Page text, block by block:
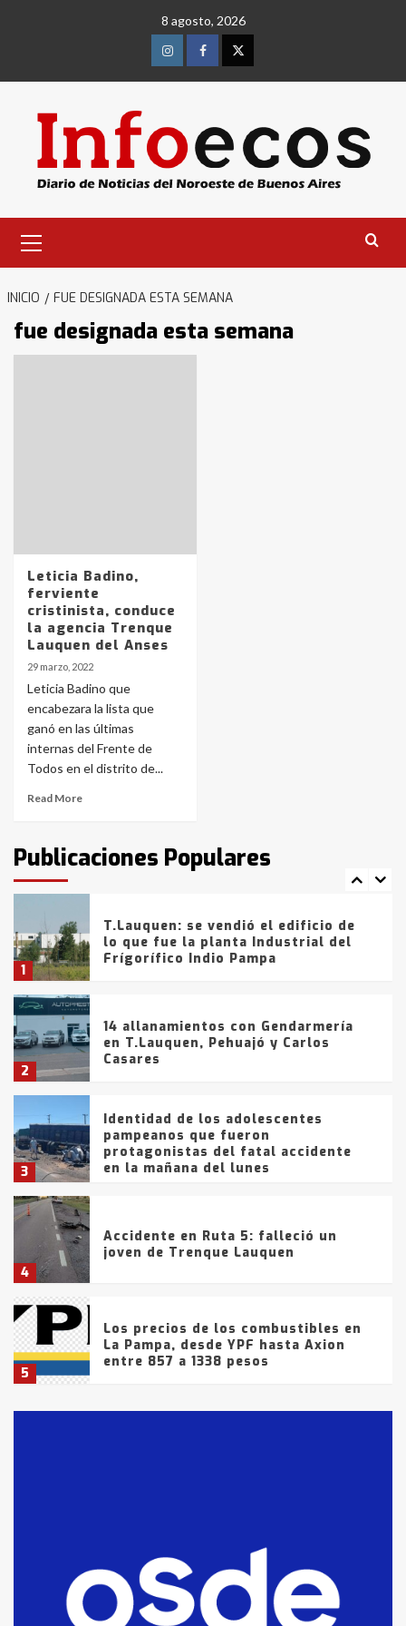
8 agosto, 2026
InstagramFacebookTwitter
primario
INICIO FUE DESIGNADA ESTA SEMANA
fue designada esta semana
Leticia Badino,
ferviente
cristinista, conduce
la agencia Trenque
Lauquen del Anses
29 marzo, 2022
Leticia Badino que
encabezara la lista que
ganó en las últimas
internas del Frente de
Todos en el distrito de...
Read More
Publicaciones Populares
4
5
Los precios de los combustibles en
La Pampa, desde YPF hasta Axion
6
La Bolsa de Cereales de Bahía
Blanca anticipa que Agosto vendrá
con lluvias y heladas, en gran parte
de la provincia
fueron detenidos por
comercialización de drogas en la
tarde del sábado
1
T.Lauquen: se vendió el edificio de
lo que fue la planta Industrial del
Frígorífico Indio Pampa
2
14 allanamientos con Gendarmería
en T.Lauquen, Pehuajó y Carlos
Casares
3
Identidad de los adolescentes
pampeanos que fueron
protagonistas del fatal accidente
en la mañana del lunes
4
Accidente en Ruta 5: falleció un
joven de Trenque Lauquen
5
Los precios de los combustibles en
La Pampa, desde YPF hasta Axion
entre 857 a 1338 pesos
fueron detenidos por
comercialización de drogas en la
tarde del sábado